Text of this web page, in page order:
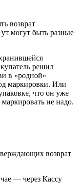
возврат
могут быть разные
решил
в «родной»
маркировки. Или
что он уже
не надо.
возврат
— через Кассу